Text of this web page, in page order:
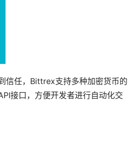
信任，Bittrex支持多种加密货币的
接口，方便开发者进行自动化交